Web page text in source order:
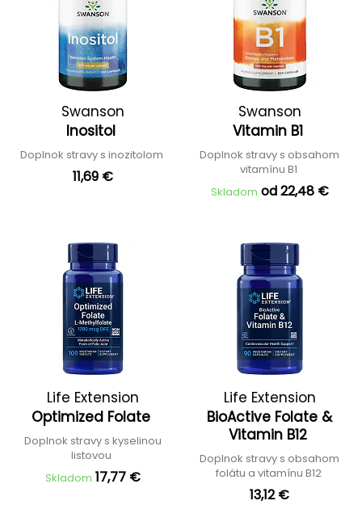
Swanson
Inositol
Doplnok stravy s inozitolom
11,69 €
Swanson
Vitamin B1
Doplnok stravy s obsahom
vitamínu B1
Skladom od 22,48 €
Life Extension
Optimized Folate
Doplnok stravy s kyselinou
listovou
Skladom 17,77 €
Life Extension
BioActive Folate &
Vitamin B12
Doplnok stravy s obsahom
folátu a vitamínu B12
13,12 €